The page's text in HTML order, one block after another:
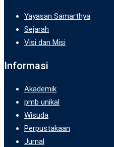
Yayasan Samarthya
Sejarah
Visi dan Misi
Informasi
Akademik
pmb unikal
Wisuda
Perpustakaan
Jurnal